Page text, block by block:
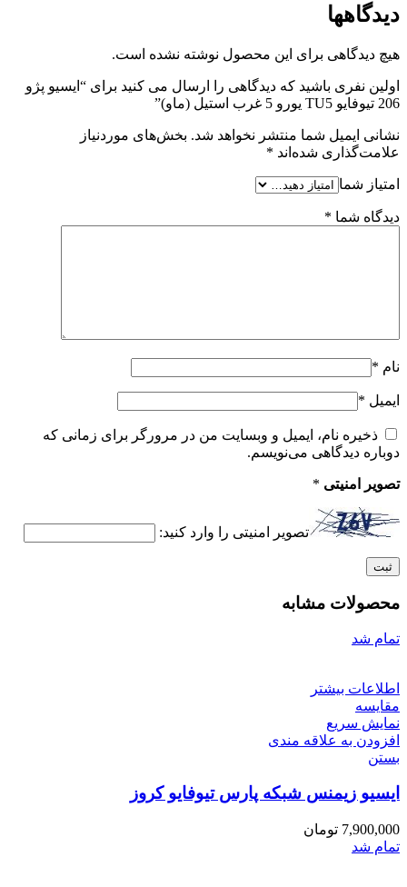
دیدگاهها
هیچ دیدگاهی برای این محصول نوشته نشده است.
اولین نفری باشید که دیدگاهی را ارسال می کنید برای “ایسیو پژو
206 تیوفایو TU5 یورو 5 غرب استیل (ماو)”
نشانی ایمیل شما منتشر نخواهد شد. بخش‌های موردنیاز
علامت‌گذاری شده‌اند *
امتیاز شما
دیدگاه شما *
نام *
ایمیل *
ذخیره نام، ایمیل و وبسایت من در مرورگر برای زمانی که
دوباره دیدگاهی می‌نویسم.
تصویر امنیتی *
تصویر امنیتی را وارد کنید:
محصولات مشابه
تمام شد
اطلاعات بیشتر
مقایسه
نمایش سریع
افزودن به علاقه مندی
بستن
ایسیو زیمنس شبکه پارس تیوفایو کروز
7,900,000 تومان
تمام شد